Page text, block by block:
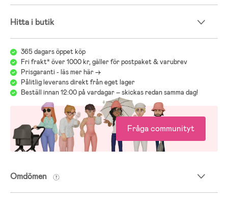
Hitta i butik
365 dagars öppet köp
Fri frakt* över 1000 kr, gäller för postpaket & varubrev
Prisgaranti - läs mer här ->
Pålitlig leverans direkt från eget lager
Beställ innan 12:00 på vardagar – skickas redan samma dag!
Fråga communityt
Omdömen